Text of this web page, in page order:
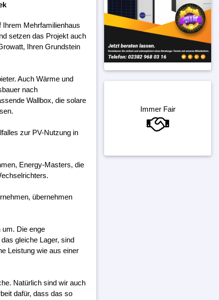
Ihrem Mehrfamilienhaus
setzen das Projekt auch
Ihren Grundstein
Auch Wärme und
nach
Wallbox, die solare
zur PV-Nutzung in
Energy-Masters, die
übernehmen
um. Die enge
gleiche Lager, sind
Leistung wie aus einer
Natürlich sind wir auch
dafür, dass das so
Immer Fair